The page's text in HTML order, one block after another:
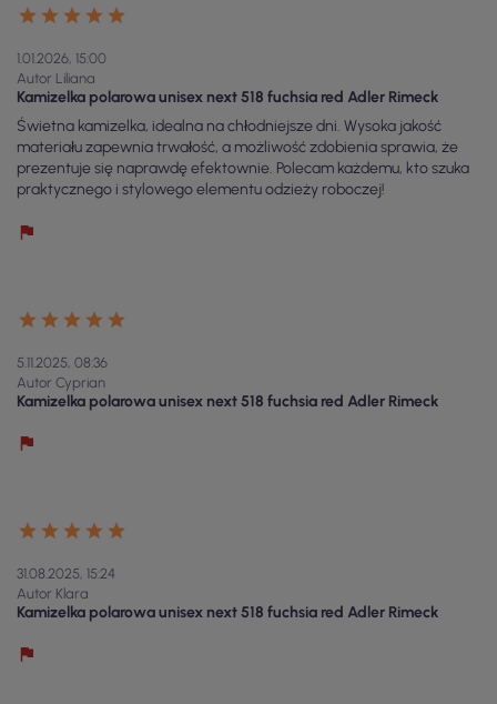
1.01.2026, 15:00
Autor Liliana
Kamizelka polarowa unisex next 518 fuchsia red Adler Rimeck
Świetna kamizelka, idealna na chłodniejsze dni. Wysoka jakość
materiału zapewnia trwałość, a możliwość zdobienia sprawia, że
prezentuje się naprawdę efektownie. Polecam każdemu, kto szuka
praktycznego i stylowego elementu odzieży roboczej!
5.11.2025, 08:36
Autor Cyprian
Kamizelka polarowa unisex next 518 fuchsia red Adler Rimeck
31.08.2025, 15:24
Autor Klara
Kamizelka polarowa unisex next 518 fuchsia red Adler Rimeck